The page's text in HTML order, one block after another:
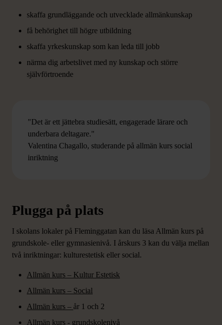
skaffa grundläggande och utvecklade allmänkunskap
få behörighet till högre utbildning
skaffa yrkeskunskap som kan leda till jobb
närma dig arbetslivet med ny kunskap och större
självförtroende
"Det är ett jättebra studiesätt, engagerade lärare och
underbara deltagare."
Valentina Chagallo, studerande på allmän kurs social
inriktning
Plugga på plats
I skolans lokaler på Fleminggatan kan du läsa Allmän kurs på
grundskole- eller gymnasienivå. I årskurs 3 kan du välja mellan
två inriktningar: kulturestetisk eller social.
Allmän kurs – Kultur Estetisk
Allmän kurs – Social
Allmän kurs – år 1 och 2
Allmän kurs - grundskolenivå